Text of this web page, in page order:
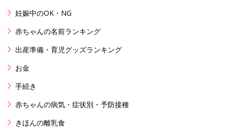
妊娠中のOK・NG
赤ちゃんの名前ランキング
出産準備・育児グッズランキング
お金
手続き
赤ちゃんの病気・症状別・予防接種
きほんの離乳食